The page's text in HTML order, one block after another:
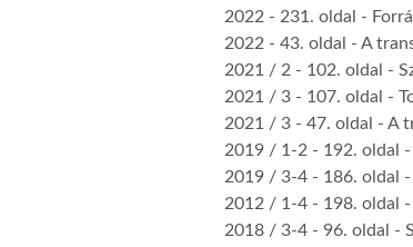
2022 - 231. oldal -
2022 - 43. oldal - A
2021 / 2 - 102. oldal -
2021 / 3- 107. oldal -
2021 / 3- 47. oldal - A
2019 / 1-2 - 192. oldal -
2019 / 3-4- 186. oldal -
2012 / 1-4- 198. oldal -
2018 / 3-4- 96. oldal -